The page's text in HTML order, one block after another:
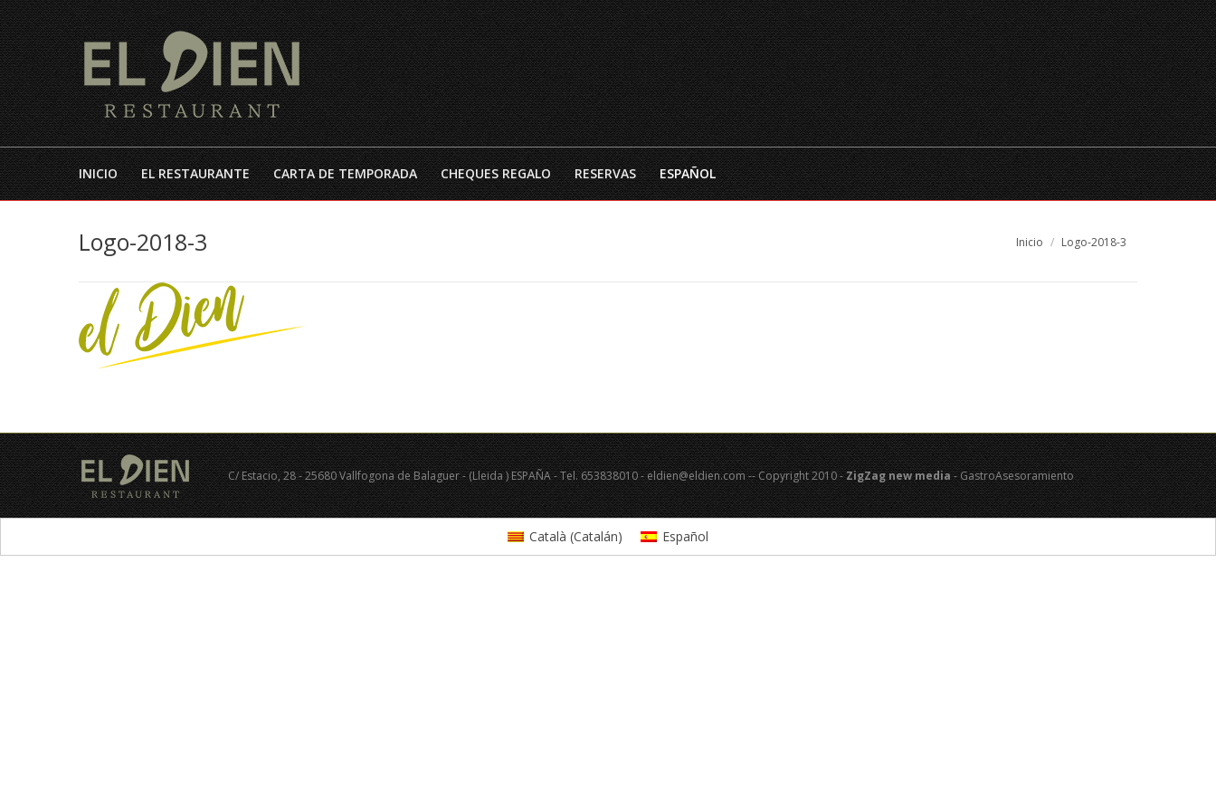
INICIO EL RESTAURANTE CARTA DE TEMPORADA CHEQUES REGALO RESERVAS ESPAÑOL
Logo-2018-3 Estás aquí:
Inicio Logo-2018-3
C/ Estacio, 28 - 25680 Vallfogona de Balaguer - (Lleida ) ESPAÑA - Tel. 653838010 - eldien@eldien.com -- Copyright 2010 -ZigZag new media - GastroAsesoramiento
Català (Catalán) Español
INICIO EL RESTAURANTE CARTA DE TEMPORADA CHEQUES REGALO RESERVAS ESPAÑOL